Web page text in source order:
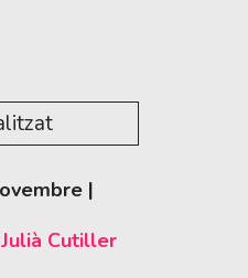
|
Cutiller